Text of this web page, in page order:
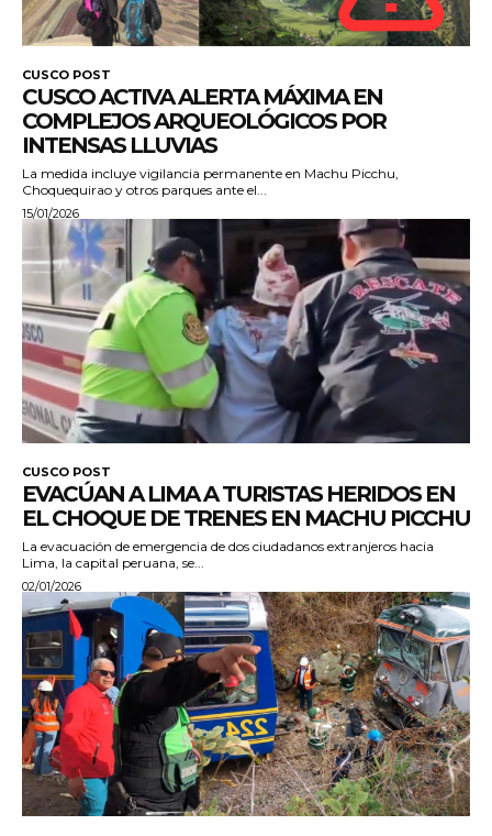
CUSCO POST
CUSCO ACTIVA ALERTA MÁXIMA EN
COMPLEJOS ARQUEOLÓGICOS POR
INTENSAS LLUVIAS
La medida incluye vigilancia permanente en Machu Picchu,
Choquequirao y otros parques ante el...
15/01/2026
CUSCO POST
EVACÚAN A LIMA A TURISTAS HERIDOS EN
EL CHOQUE DE TRENES EN MACHU PICCHU
La evacuación de emergencia de dos ciudadanos extranjeros hacia
Lima, la capital peruana, se...
02/01/2026